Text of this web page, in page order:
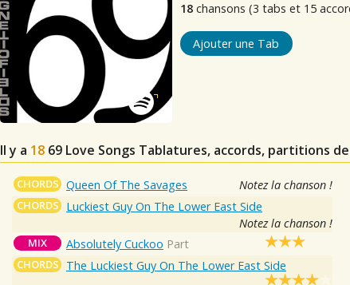
18 chansons (3 tabs et 15
Ajouter une Tab
Il y a 18 69 Love Songs Tablatures, accords, partitions
CHORDS Queen Of The Savages Notez la chanson !
CHORDS Luckiest Guy On The Lower East Side
Notez la chanson !
MIX Absolutely Cuckoo Part
CHORDS The Luckiest Guy On The Lower East Side